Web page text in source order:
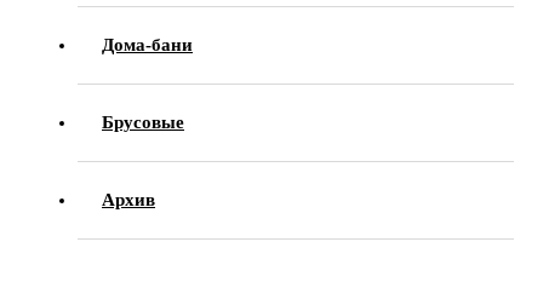
Дома-бани
Брусовые
Архив